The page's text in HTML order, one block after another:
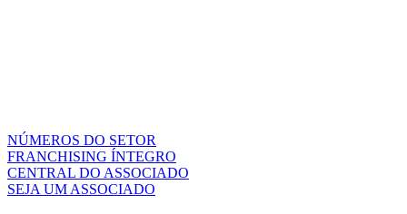
NÚMEROS DO SETOR
FRANCHISING ÍNTEGRO
CENTRAL DO ASSOCIADO
SEJA UM ASSOCIADO